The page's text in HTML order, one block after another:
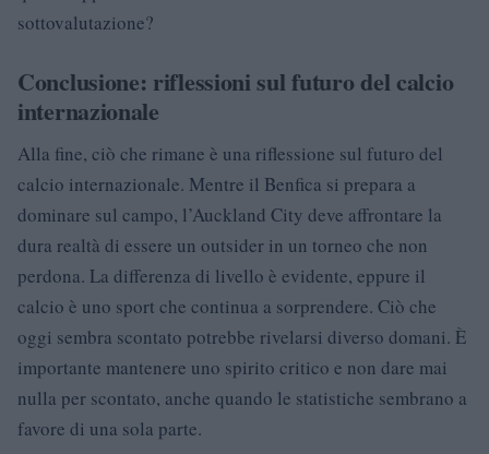
sottovalutazione?
Conclusione: riflessioni sul futuro del calcio
internazionale
Alla fine, ciò che rimane è una riflessione sul futuro del
calcio internazionale. Mentre il Benfica si prepara a
dominare sul campo, l’Auckland City deve affrontare la
dura realtà di essere un outsider in un torneo che non
perdona. La differenza di livello è evidente, eppure il
calcio è uno sport che continua a sorprendere. Ciò che
oggi sembra scontato potrebbe rivelarsi diverso domani. È
importante mantenere uno spirito critico e non dare mai
nulla per scontato, anche quando le statistiche sembrano a
favore di una sola parte.